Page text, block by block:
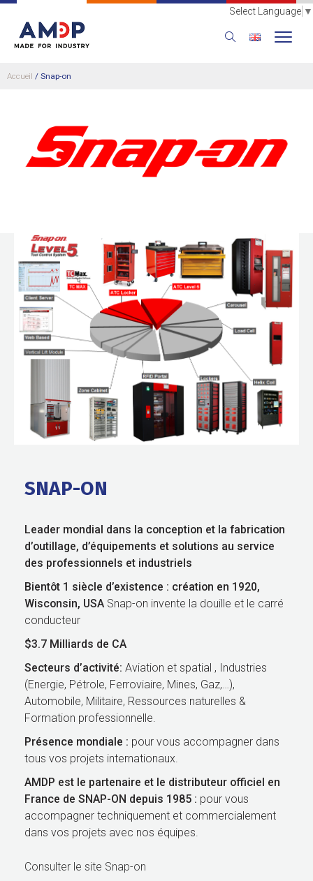
Select Language ▼
Accueil / Snap-on
SNAP-ON
Leader mondial dans la conception et la fabrication
d’outillage, d’équipements et solutions au service
des professionnels et industriels
Bientôt 1 siècle d’existence : création en 1920,
Wisconsin, USA Snap-on invente la douille et le carré
conducteur
$3.7 Milliards de CA
Secteurs d’activité: Aviation et spatial , Industries
(Energie, Pétrole, Ferroviaire, Mines, Gaz,…),
Automobile, Militaire, Ressources naturelles &
Formation professionnelle.
Présence mondiale : pour vous accompagner dans
tous vos projets internationaux.
AMDP est le partenaire et le distributeur officiel en
France de SNAP-ON depuis 1985 : pour vous
accompagner techniquement et commercialement
dans vos projets avec nos équipes.
Consulter le site Snap-on